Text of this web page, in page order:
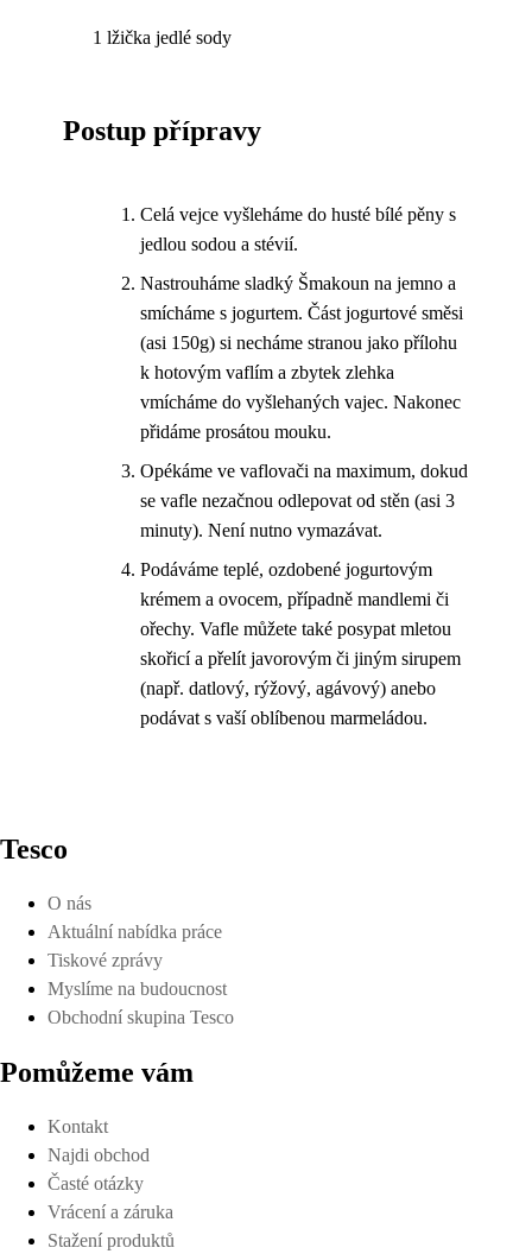
1 lžička jedlé sody
Postup přípravy
Celá vejce vyšleháme do husté bílé pěny s
jedlou sodou a stévií.
Nastrouháme sladký Šmakoun na jemno a
smícháme s jogurtem. Část jogurtové směsi
(asi 150g) si necháme stranou jako přílohu
k hotovým vaflím a zbytek zlehka
vmícháme do vyšlehaných vajec. Nakonec
přidáme prosátou mouku.
Opékáme ve vaflovači na maximum, dokud
se vafle nezačnou odlepovat od stěn (asi 3
minuty). Není nutno vymazávat.
Podáváme teplé, ozdobené jogurtovým
krémem a ovocem, případně mandlemi či
ořechy. Vafle můžete také posypat mletou
skořicí a přelít javorovým či jiným sirupem
(např. datlový, rýžový, agávový) anebo
podávat s vaší oblíbenou marmeládou.
Tesco
O nás
Aktuální nabídka práce
Tiskové zprávy
Myslíme na budoucnost
Obchodní skupina Tesco
Pomůžeme vám
Kontakt
Najdi obchod
Časté otázky
Vrácení a záruka
Stažení produktů